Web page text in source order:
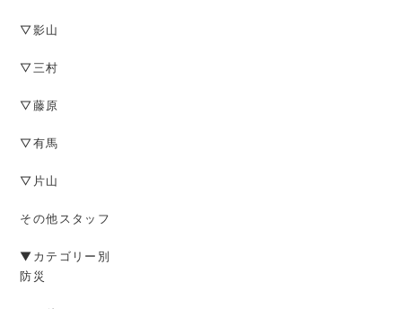
▽影山
▽三村
▽藤原
▽有馬
▽片山
その他スタッフ
▼カテゴリー別
防災